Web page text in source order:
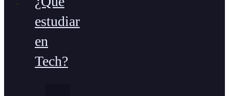
estudiar
en
Tech?